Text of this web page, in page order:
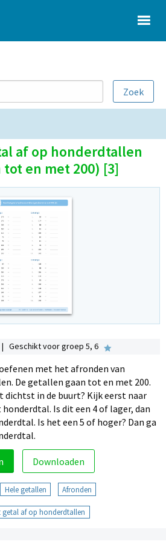
af op honderdtallen
en met 200) [3]
Geschikt voor groep 5, 6
met het afronden van
De getallen gaan tot en met 200.
in de buurt? Kijk eerst naar
Is dit een 4 of lager, dan
Is het een 5 of hoger? Dan ga
Downloaden
Hele getallen Afronden
getal af op honderdtallen